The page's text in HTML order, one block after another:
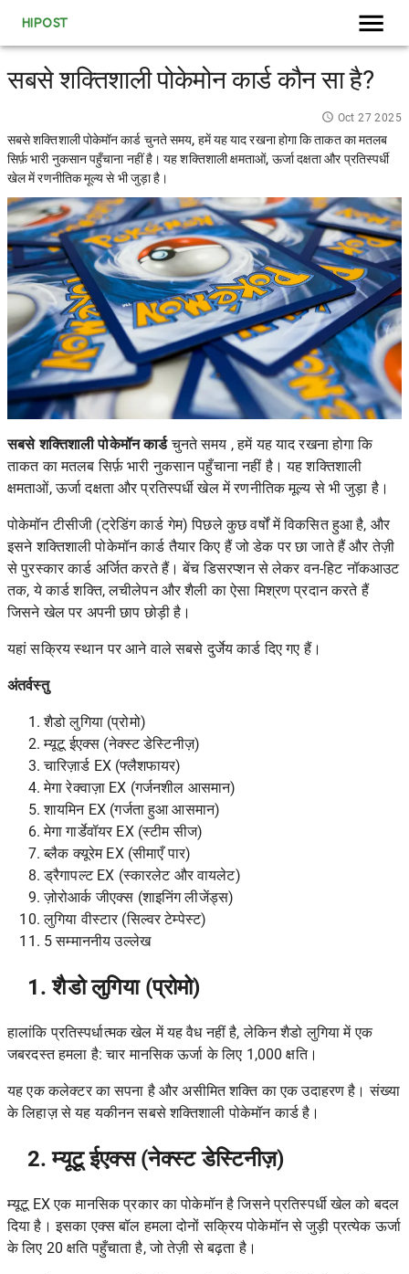
HIPOST
सबसे शक्तिशाली पोकेमोन कार्ड कौन सा है?
Oct 27 2025
सबसे शक्तिशाली पोकेमॉन कार्ड चुनते समय, हमें यह याद रखना होगा कि ताकत का मतलब
सिर्फ़ भारी नुकसान पहुँचाना नहीं है। यह शक्तिशाली क्षमताओं, ऊर्जा दक्षता और प्रतिस्पर्धी
खेल में रणनीतिक मूल्य से भी जुड़ा है।
सबसे शक्तिशाली पोकेमॉन कार्डचुनते समय , हमें यह याद रखना होगा कि
ताकत का मतलब सिर्फ़ भारी नुकसान पहुँचाना नहीं है। यह शक्तिशाली
क्षमताओं, ऊर्जा दक्षता और प्रतिस्पर्धी खेल में रणनीतिक मूल्य से भी जुड़ा है।
पोकेमॉन टीसीजी (ट्रेडिंग कार्ड गेम) पिछले कुछ वर्षों में विकसित हुआ है, और
इसने शक्तिशाली पोकेमॉन कार्ड तैयार किए हैं जो डेक पर छा जाते हैं और तेज़ी
से पुरस्कार कार्ड अर्जित करते हैं। बेंच डिसरप्शन से लेकर वन-हिट नॉकआउट
तक, ये कार्ड शक्ति, लचीलेपन और शैली का ऐसा मिश्रण प्रदान करते हैं
जिसने खेल पर अपनी छाप छोड़ी है।
यहां सक्रिय स्थान पर आने वाले सबसे दुर्जेय कार्ड दिए गए हैं।
अंतर्वस्तु
शैडो लुगिया (प्रोमो)
म्यूटू ईएक्स (नेक्स्ट डेस्टिनीज़)
चारिज़ार्ड EX (फ्लैशफायर)
मेगा रेक्वाज़ा EX (गर्जनशील आसमान)
शायमिन EX (गर्जता हुआ आसमान)
मेगा गार्डेवॉयर EX (स्टीम सीज)
ब्लैक क्यूरेम EX (सीमाएँ पार)
ड्रैगापल्ट EX (स्कारलेट और वायलेट)
ज़ोरोआर्क जीएक्स (शाइनिंग लीजेंड्स)
लुगिया वीस्टार (सिल्वर टेम्पेस्ट)
5 सम्माननीय उल्लेख
1. शैडो लुगिया (प्रोमो)
हालांकि प्रतिस्पर्धात्मक खेल में यह वैध नहीं है, लेकिन शैडो लुगिया में एक
जबरदस्त हमला है: चार मानसिक ऊर्जा के लिए 1,000 क्षति।
यह एक कलेक्टर का सपना है और असीमित शक्ति का एक उदाहरण है। संख्या
के लिहाज़ से यह यकीनन सबसे शक्तिशाली पोकेमॉन कार्ड है।
2. म्यूटू ईएक्स (नेक्स्ट डेस्टिनीज़)
म्यूटू EX एक मानसिक प्रकार का पोकेमॉन है जिसने प्रतिस्पर्धी खेल को बदल
दिया है। इसका एक्स बॉल हमला दोनों सक्रिय पोकेमॉन से जुड़ी प्रत्येक ऊर्जा
के लिए 20 क्षति पहुँचाता है, जो तेज़ी से बढ़ता है।